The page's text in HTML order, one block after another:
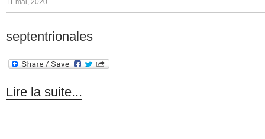
11 mai, 2020
septentrionales
Lire la suite...